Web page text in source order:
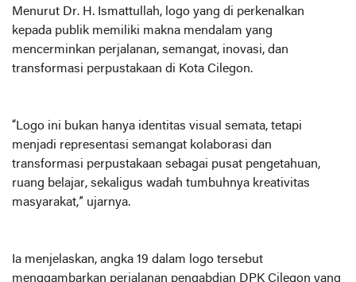
Menurut Dr. H. Ismattullah, logo yang di perkenalkan
kepada publik memiliki makna mendalam yang
mencerminkan perjalanan, semangat, inovasi, dan
transformasi perpustakaan di Kota Cilegon.
“Logo ini bukan hanya identitas visual semata, tetapi
menjadi representasi semangat kolaborasi dan
transformasi perpustakaan sebagai pusat pengetahuan,
ruang belajar, sekaligus wadah tumbuhnya kreativitas
masyarakat,” ujarnya.
Ia menjelaskan, angka 19 dalam logo tersebut
menggambarkan perjalanan pengabdian DPK Cilegon yang